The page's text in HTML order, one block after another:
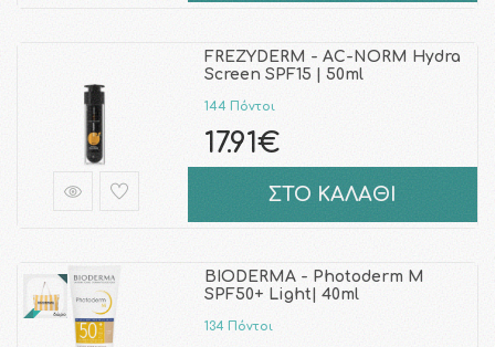
FREZYDERM - AC-NORM Hydra
Screen SPF15 | 50ml
144 Πόντοι
17.91€
ΣΤΟ ΚΑΛΑΘΙ
BIODERMA - Photoderm M
SPF50+ Light| 40ml
134 Πόντοι